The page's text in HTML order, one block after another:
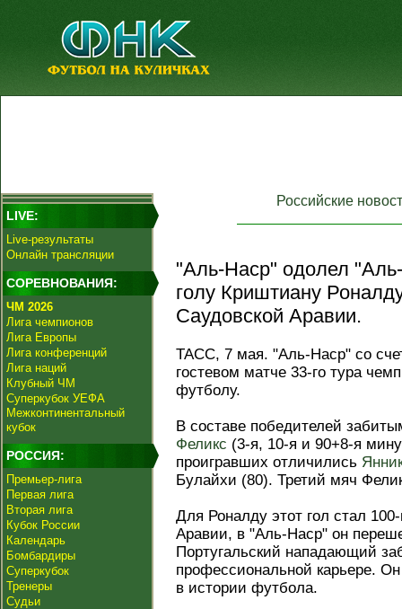
LIVE:
Live-результаты
Онлайн трансляции
СОРЕВНОВАНИЯ:
ЧМ 2026
Лига чемпионов
Лига Европы
Лига конференций
Лига наций
Клубный ЧМ
Суперкубок УЕФА
Межконтинентальный
кубок
РОССИЯ:
Премьер-лига
Первая лига
Вторая лига
Кубок России
Календарь
Бомбардиры
Суперкубок
Тренеры
Судьи
Российские
"Аль-Наср" одолел
голу Криштиану
Саудовской Аравии.
ТАСС, 7 мая. "Аль-Наср" со
гостевом матче 33-го тура
футболу.
В составе победителей
Феликс (3-я, 10-я и 90+8-я
проигравших отличились
Булайхи (80). Третий мяч
Для Роналду этот гол стал
Аравии, в "Аль-Наср" он
Португальский нападающий
профессиональной карьере.
в истории футбола.